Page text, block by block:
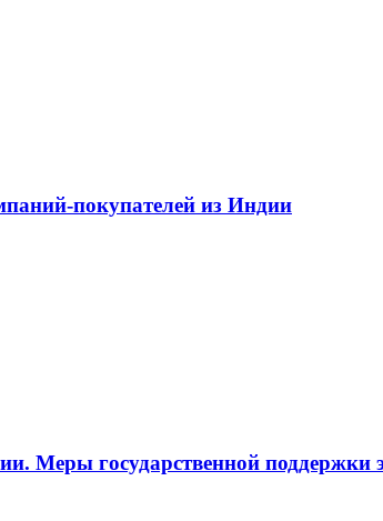
покупателей из Индии
Меры государственной поддержки